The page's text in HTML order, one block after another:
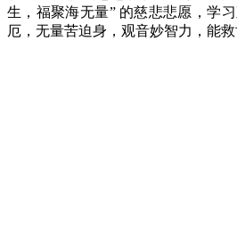
生，福聚海无量” 的慈悲悲愿，学
厄，无量苦迫身，观音妙智力，能救